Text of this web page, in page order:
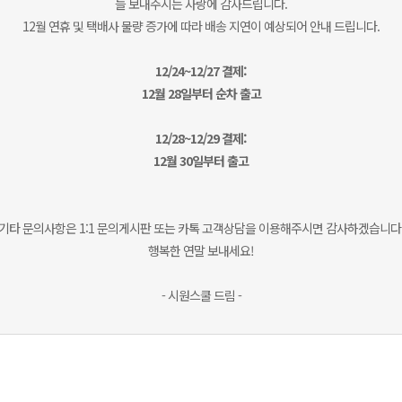
늘 보내주시는 사랑에 감사드립니다.
12월 연휴 및 택배사 물량 증가에 따라 배송 지연이 예상되어 안내 드립니다.
12/24~12/27 결제:
12월 28일부터 순차 출고
12/28~12/29 결제:
12월 30일부터 출고
타 문의사항은 1:1 문의게시판 또는 카톡 고객상담을 이용해주시면 감사하겠습니
행복한 연말 보내세요!
- 시원스쿨 드림 -